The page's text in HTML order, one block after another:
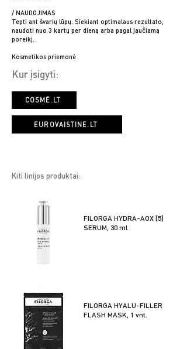
/ NAUDOJIMAS
Tepti ant švarių lūpų. Siekiant optimalaus rezultato,
naudoti nuo 3 kartų per dieną arba pagal jaučiamą
poreikį.
Kosmetikos priemonė
Kur įsigyti:
COSMÉ.LT
EUROVAISTINE.LT
Kiti linijos produktai:
FILORGA HYDRA-AOX [5]
SERUM, 30 ml
FILORGA HYALU-FILLER
FLASH MASK, 1 vnt.